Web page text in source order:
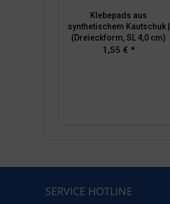
Klebepads aus
synthetischem Kautschuk |
(Dreieckform, SL 4,0 cm)
1,55 € *
SERVICE HOTLINE